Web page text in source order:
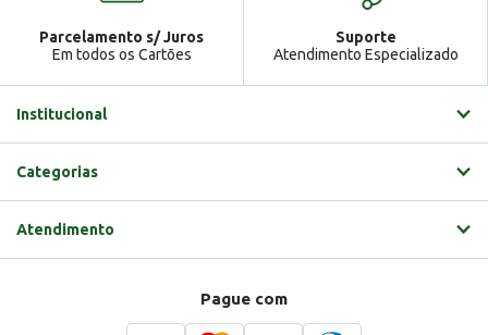
Parcelamento s/ Juros
Em todos os Cartões
Suporte
Atendimento Especializado
Institucional
Categorias
Atendimento
Pague com